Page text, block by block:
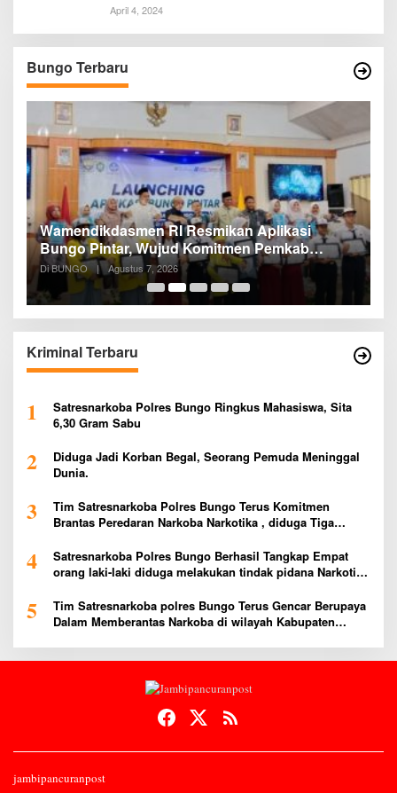
April 4, 2024
Bungo Terbaru
Ratusan Siswa SMKN 1 Bungo Ikuti
Pembekalan PKL, Siap Terjun ke Dunia Kerja
Di BUNGO | Agustus 5, 2026
Kriminal Terbaru
1
Satresnarkoba Polres Bungo Ringkus Mahasiswa, Sita
6,30 Gram Sabu
2
Diduga Jadi Korban Begal, Seorang Pemuda Meninggal
Dunia.
3
Tim Satresnarkoba Polres Bungo Terus Komitmen
Brantas Peredaran Narkoba Narkotika , diduga Tiga
4
Satresnarkoba Polres Bungo Berhasil Tangkap Empat
orang laki-laki diduga melakukan tindak pidana Narkotika
5
Tim Satresnarkoba polres Bungo Terus Gencar Berupaya
Dalam Memberantas Narkoba di wilayah Kabupaten
jambipancuranpost